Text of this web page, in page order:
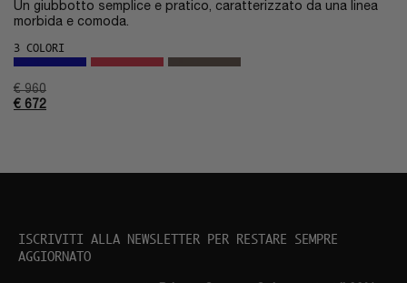
Un giubbotto semplice e pratico, caratterizzato da una linea
morbida e comoda.
3 COLORI
€960
€ 672
ISCRIVITI ALLA NEWSLETTER PER RESTARE SEMPRE
AGGIORNATO